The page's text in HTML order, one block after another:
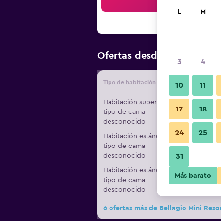
Ofertas desde Oferta
Tipo de habitación
Habitación superior,
tipo de cama
desconocido
Habitación estándar,
tipo de cama
desconocido
Habitación estándar,
tipo de cama
desconocido
6 ofertas más de Bellagio Mini
L M
3 4
10 11
17 18
24 25
31
Más barato